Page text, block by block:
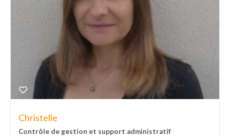
Christelle
Contrôle de gestion et support administratif